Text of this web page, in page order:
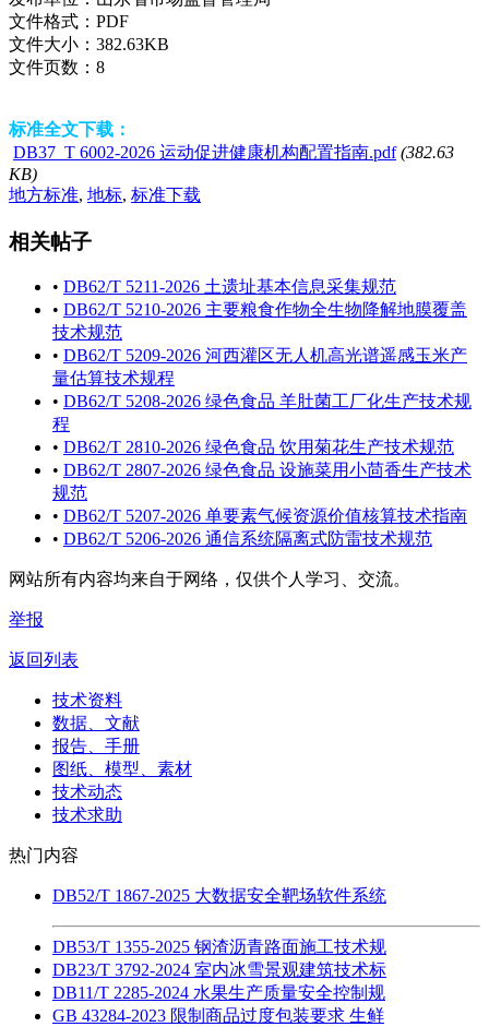
文件格式： PDF
文件大小： 382.63KB
文件页数： 8
标准全文下载：
DB37_T 6002-2026 运动促进健康机构配置指南.pdf (382.63
KB)
地方标准, 地标, 标准下载
相关帖子
• DB62/T 5211-2026 土遗址基本信息采集规范
• DB62/T 5210-2026 主要粮食作物全生物降解地膜覆盖
技术规范
• DB62/T 5209-2026 河西灌区无人机高光谱遥感玉米产
量估算技术规程
• DB62/T 5208-2026 绿色食品 羊肚菌工厂化生产技术规
程
• DB62/T 2810-2026 绿色食品 饮用菊花生产技术规范
• DB62/T 2807-2026 绿色食品 设施菜用小茴香生产技术
规范
• DB62/T 5207-2026 单要素气候资源价值核算技术指南
• DB62/T 5206-2026 通信系统隔离式防雷技术规范
网站所有内容均来自于网络，仅供个人学习、交流。
举报
返回列表
技术资料
数据、文献
报告、手册
图纸、模型、素材
技术动态
技术求助
热门内容
DB52/T 1867-2025 大数据安全靶场软件系统
DB53/T 1355-2025 钢渣沥青路面施工技术规
DB23/T 3792-2024 室内冰雪景观建筑技术标
DB11/T 2285-2024 水果生产质量安全控制规
GB 43284-2023 限制商品过度包装要求 生鲜